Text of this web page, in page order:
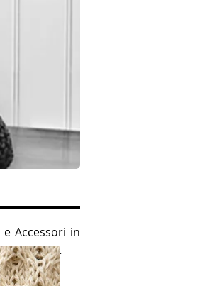
Accessori in
metraggio.